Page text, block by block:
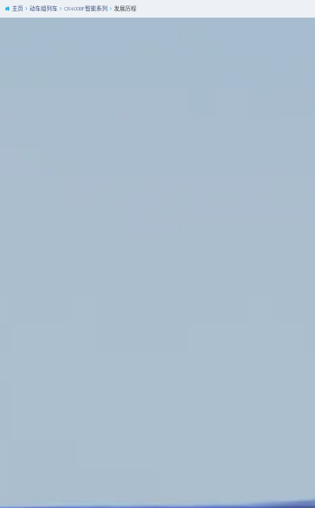
主页 动车组列车 CR400BF智能系列 发展历程